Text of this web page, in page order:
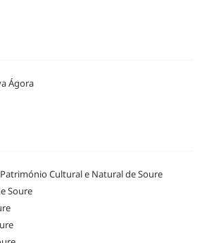
Ágora
Cultural e Natural de Soure
Soure